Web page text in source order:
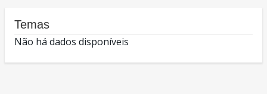
Temas
Não há dados disponíveis